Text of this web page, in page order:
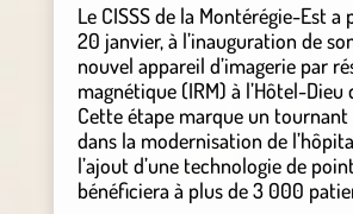
Le CISSS de la Montérégie-Est a
20 janvier, à l’inauguration de
nouvel appareil d’imagerie par
magnétique (IRM) à l’Hôtel-Dieu
Cette étape marque un
dans la modernisation de
l’ajout d’une technologie de
bénéficiera à plus de 3 000